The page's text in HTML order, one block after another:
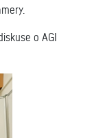
o AGI